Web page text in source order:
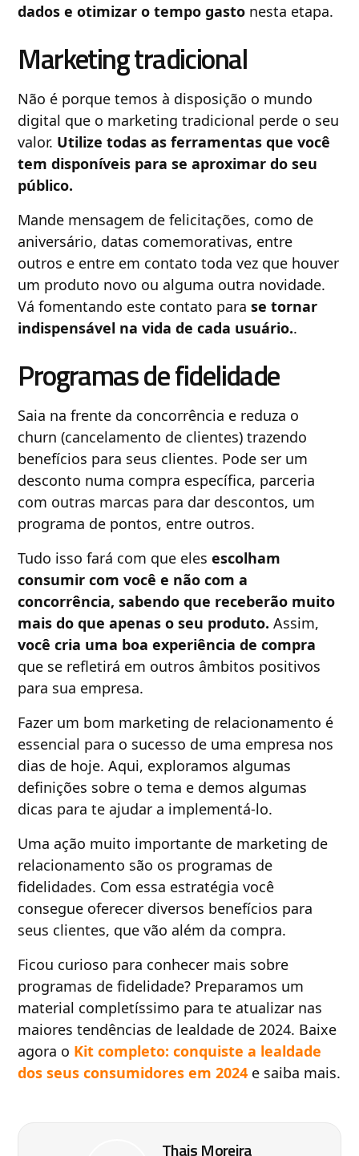
dados e otimizar o tempo gasto nesta etapa.
Marketing tradicional
Não é porque temos à disposição o mundo
digital que o marketing tradicional perde o seu
valor. Utilize todas as ferramentas que você
tem disponíveis para se aproximar do seu
público.
Mande mensagem de felicitações, como de
aniversário, datas comemorativas, entre
outros e entre em contato toda vez que houver
um produto novo ou alguma outra novidade.
Vá fomentando este contato parase tornar
indispensável na vida de cada usuário..
Programas de fidelidade
Saia na frente da concorrência e reduza o
churn (cancelamento de clientes) trazendo
benefícios para seus clientes. Pode ser um
desconto numa compra específica, parceria
com outras marcas para dar descontos, um
programa de pontos, entre outros.
Tudo isso fará com que elesescolham
consumir com você e não com a
concorrência, sabendo que receberão muito
mais do que apenas o seu produto.Assim,
você cria uma boa experiência de compra
que se refletirá em outros âmbitos positivos
para sua empresa.
Fazer um bom marketing de relacionamento é
essencial para o sucesso de uma empresa nos
dias de hoje. Aqui, exploramos algumas
definições sobre o tema e demos algumas
dicas para te ajudar a implementá-lo.
Uma ação muito importante de marketing de
relacionamento são os programas de
fidelidades. Com essa estratégia você
consegue oferecer diversos benefícios para
seus clientes, que vão além da compra.
Ficou curioso para conhecer mais sobre
programas de fidelidade? Preparamos um
material completíssimo para te atualizar nas
maiores tendências de lealdade de 2024. Baixe
agora o Kit completo: conquiste a lealdade
dos seus consumidores em 2024 e saiba mais.
Thais Moreira